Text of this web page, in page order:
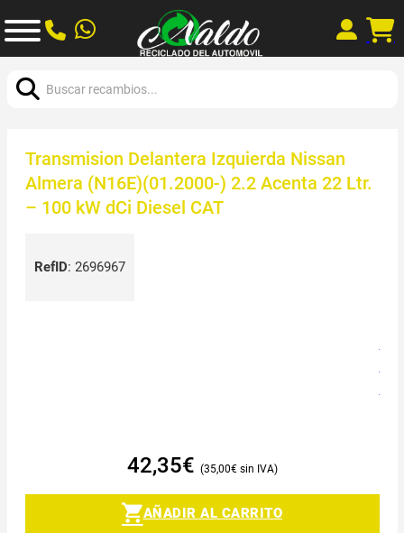
Transmision Delantera Izquierda Nissan
Almera (N16E)(01.2000-) 2.2 Acenta 22 Ltr.
– 100 kW dCi Diesel CAT
RefID: 2696967
42,35€ 35,00€
AÑADIR AL CARRITO